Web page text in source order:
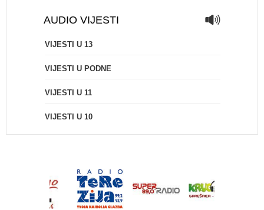
AUDIO VIJESTI
VIJESTI U 13
VIJESTI U PODNE
VIJESTI U 11
VIJESTI U 10